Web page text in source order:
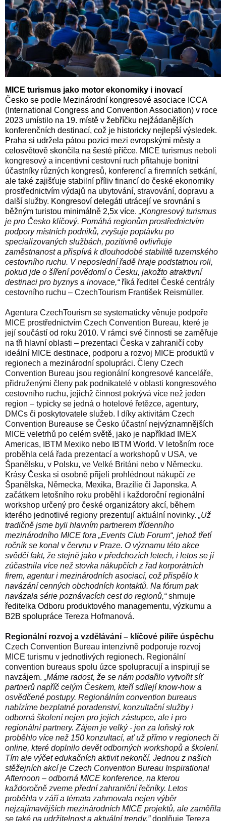
MICE turismus jako motor ekonomiky i inovací
Česko se podle Mezinárodní kongresové asociace ICCA
(International Congress and Convention Association) v roce
2023 umístilo na 19. místě v žebříčku nejžádanějších
konferenčních destinací, což je historicky nejlepší výsledek.
Praha si udržela pátou pozici mezi evropskými městy a
celosvětově skončila na šesté příčce. MICE turismus neboli
kongresový a incentivní cestovní ruch přitahuje bonitní
účastníky různých kongresů, konferencí a firemních setkání,
ale také zajišťuje stabilní příliv financí do české ekonomiky
prostřednictvím výdajů na ubytování, stravování, dopravu a
další služby. Kongresoví delegáti utrácejí ve srovnání s
běžným turistou minimálně 2,5x více. „Kongresový turismus
je pro Česko klíčový. Pomáhá regionům prostřednictvím
podpory místních podniků, zvyšuje poptávku po
specializovaných službách, pozitivně ovlivňuje
zaměstnanost a přispívá k dlouhodobé stabilitě tuzemského
cestovního ruchu. V neposlední řadě hraje podstatnou roli,
pokud jde o šíření povědomí o Česku, jakožto atraktivní
destinaci pro byznys a inovace,“říká ředitel České centrály
cestovního ruchu – CzechTourism František Reismüller.
Agentura CzechTourism se systematicky věnuje podpoře
MICE prostřednictvím Czech Convention Bureau, které je
její součástí od roku 2010. V rámci své činnosti se zaměřuje
na tři hlavní oblasti – prezentaci Česka v zahraničí coby
ideální MICE destinace, podporu a rozvoj MICE produktů v
regionech a mezinárodní spolupráci. Členy Czech
Convention Bureau jsou regionální kongresové kanceláře,
přidruženými členy pak podnikatelé v oblasti kongresového
cestovního ruchu, jejichž činnost pokrývá více než jeden
region – typicky se jedná o hotelové řetězce, agentury,
DMCs či poskytovatele služeb. I díky aktivitám Czech
Convention Bureause se Česko účastní nejvýznamnějších
MICE veletrhů po celém světě, jako je například IMEX
Americas, IBTM Mexiko nebo IBTM World. V letošním roce
proběhla celá řada prezentací a workshopů v USA, ve
Španělsku, v Polsku, ve Velké Británi nebo v Německu.
Krásy Česka si osobně přijeli prohlédnout nákupčí ze
Španělska, Německa, Mexika, Brazílie či Japonska. A
začátkem letošního roku proběhl i každoroční regionální
workshop určený pro české organizátory akcí, během
kterého jednotlivé regiony prezentují aktuální novinky. „Už
tradičně jsme byli hlavním partnerem třídenního
mezinárodního MICE fora „Events Club Forum“, jehož třetí
ročník se konal v červnu v Praze. O významu této akce
svědčí fakt, že stejně jako v předchozích letech, i letos se jí
zúčastnila více než stovka nákupčích z řad korporátních
firem, agentur i mezinárodních asociací, což přispělo k
navázání cenných obchodních kontaktů. Na fórum pak
navázala série poznávacích cest do regionů,“ shrnuje
ředitelka Odboru produktového managementu, výzkumu a
B2B spolupráce Tereza Hofmanová.
Regionální rozvoj a vzdělávání – klíčové pilíře úspěchu
Czech Convention Bureau intenzivně podporuje rozvoj
MICE turismu v jednotlivých regionech. Regionální
convention bureaus spolu úzce spolupracují a inspirují se
navzájem. „Máme radost, že se nám podařilo vytvořit síť
partnerů napříč celým Českem, kteří sdílejí know-how a
osvědčené postupy. Regionálním convention bureaus
nabízíme bezplatné poradenství, konzultační služby i
odborná školení nejen pro jejich zástupce, ale i pro
regionální partnery. Zájem je velký - jen za loňský rok
proběhlo více než 150 konzultací, ať už přímo v regionech či
online, které doplnilo devět odborných workshopů a školení.
Tím ale výčet edukačních aktivit nekončí. Jednou z našich
stěžejních akcí je Czech Convention Bureau Inspirational
Afternoon – odborná MICE konference, na kterou
každoročně zveme přední zahraniční řečníky. Letos
proběhla v září a témata zahrnovala nejen výběr
nejzajímavějších mezinárodních MICE projektů, ale zaměřila
se také na udržitelnost a aktuální trendy,”doplňuje Tereza